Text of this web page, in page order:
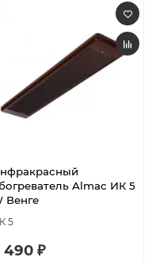
Almac ИК 5
Венге
5
490 ₽